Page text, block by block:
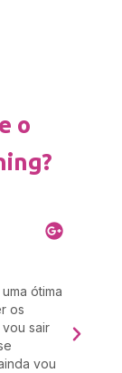
o
ótima
os
sair
vou